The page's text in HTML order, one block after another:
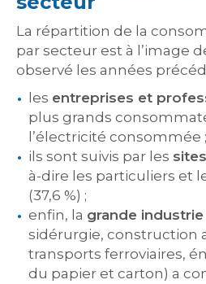
La répartition de la
par secteur est à l’image
observé les années
les entreprises et
plus grands
l’électricité consommée ;
ils sont suivis par les
à-dire les particuliers et
(37,6 %) ;
enfin, la grande industrie
sidérurgie, construction
transports ferroviaires,
du papier et carton) a